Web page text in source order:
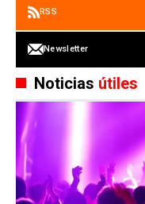
RSS
Newsletter
Noticias útiles